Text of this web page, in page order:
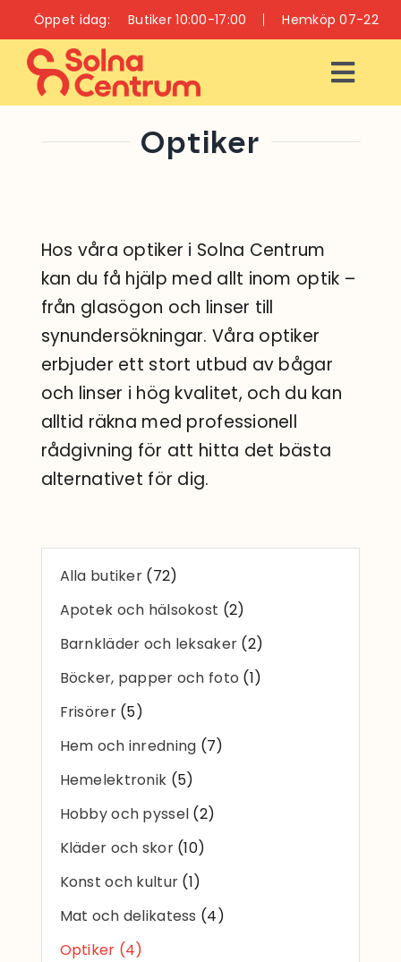
Fortsätt
till
innehållet
Öppet idag: Butiker 10:00-17:00 Hemköp 07-22
BUTIKER
RESTAURANGER
OCH CAFÉER
VÅRD OCH HÄLSA
Sök
Optiker
Hos våra optiker i Solna Centrum
kan du få hjälp med allt inom optik –
från glasögon och linser till
synundersökningar. Våra optiker
erbjuder ett stort utbud av bågar
och linser i hög kvalitet, och du kan
alltid räkna med professionell
rådgivning för att hitta det bästa
alternativet för dig.
Alla butiker(72)
Apotek och hälsokost (2)
Barnkläder och leksaker (2)
Böcker, papper och foto (1)
Frisörer(5)
Hem och inredning (7)
Hemelektronik (5)
Hobby och pyssel (2)
Kläder och skor(10)
Konst och kultur (1)
Mat och delikatess (4)
Optiker (4)